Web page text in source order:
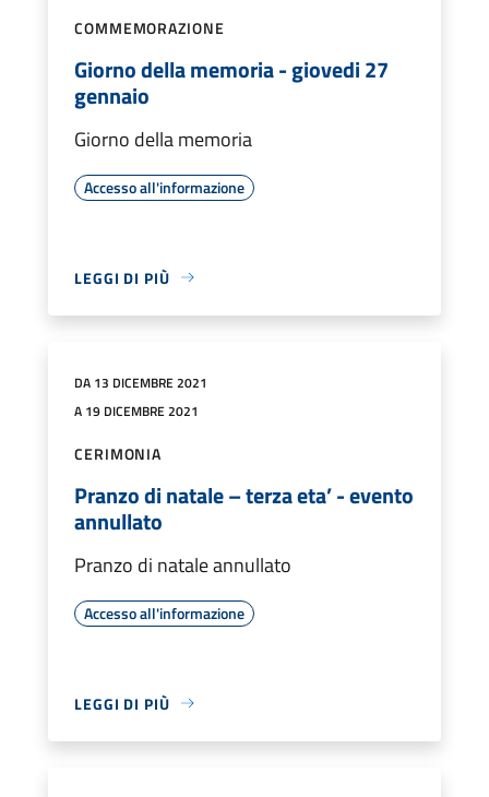
COMMEMORAZIONE
Giorno della memoria - giovedi 27
gennaio
Giorno della memoria
Accesso all'informazione
LEGGI DI PIÙ
DA 13 DICEMBRE 2021
A 19 DICEMBRE 2021
CERIMONIA
Pranzo di natale – terza eta’ - evento
annullato
Pranzo di natale annullato
Accesso all'informazione
LEGGI DI PIÙ